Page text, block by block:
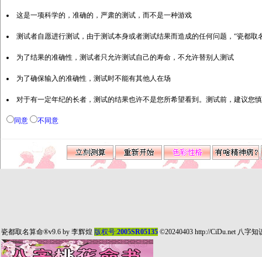
这是一项科学的，准确的，严肃的测试，而不是一种游戏
测试者自愿进行测试，由于测试本身或者测试结果而造成的任何问题，“瓷都取
为了结果的准确性，测试者只允许测试自己的寿命，不允许替别人测试
为了确保输入的准确性，测试时不能有其他人在场
对于有一定年纪的长者，测试的结果也许不是您所希望看到。测试前，建议您
同意 不同意
瓷都取名算命®v9.6 by 李辉煌 版权号:2005SR05135 ©20240403 http://CiDu.net 八字知